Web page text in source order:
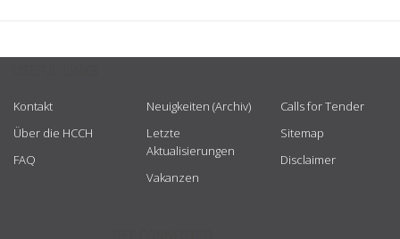
Kontakt
Über die HCCH
FAQ
Neuigkeiten (Archiv)
Letzte
Aktualisierungen
Vakanzen
Calls for Tender
Sitemap
Disclaimer